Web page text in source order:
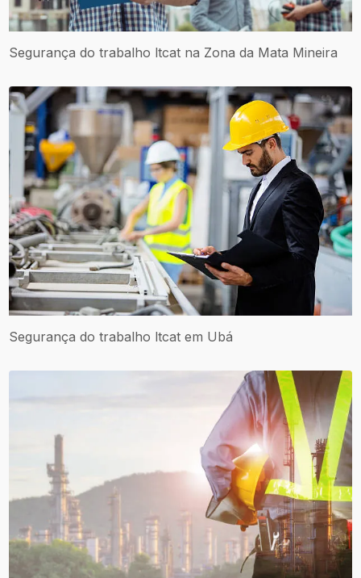
Segurança do trabalho ltcat na Zona da Mata Mineira
Segurança do trabalho ltcat em Ubá